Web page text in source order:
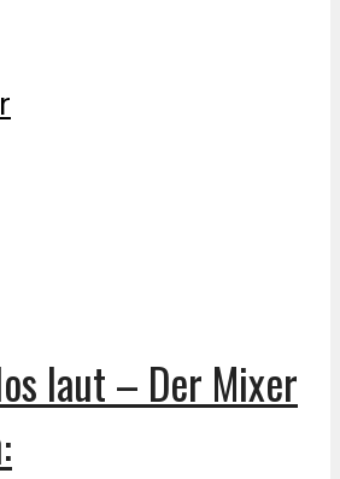
laut – Der Mixer